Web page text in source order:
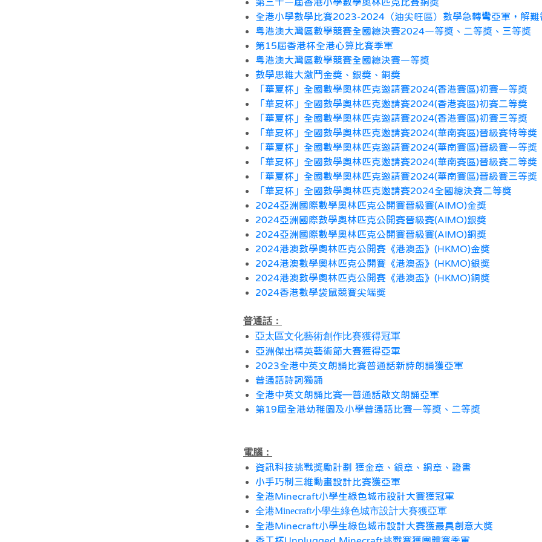
全港小學數學比賽2023-2024（油尖旺區）數學急轉彎亞軍，解難
粵港澳大灣區數學競賽全國總決賽2024一等獎、二等獎、三等獎
第15屆香港杯全港心算比賽季軍
粵港澳大灣區數學競賽全國總決賽一等獎
數學思維大激鬥金獎、銀獎、銅獎
「華夏杯」全國數學奧林匹克邀請賽2024(香港賽區)初賽一等獎
「華夏杯」全國數學奧林匹克邀請賽2024(香港賽區)初賽二等獎
「華夏杯」全國數學奧林匹克邀請賽2024(香港賽區)初賽三等獎
「華夏杯」全國數學奧林匹克邀請賽2024(華南賽區)晉級賽特等獎
「華夏杯」全國數學奧林匹克邀請賽2024(華南賽區)晉級賽一等獎
「華夏杯」全國數學奧林匹克邀請賽2024(華南賽區)晉級賽二等獎
「華夏杯」全國數學奧林匹克邀請賽2024(華南賽區)晉級賽三等獎
「華夏杯」全國數學奧林匹克邀請賽2024全國總決賽二等獎
2024亞洲國際數學奧林匹克公開賽晉級賽(AIMO)金獎
2024亞洲國際數學奧林匹克公開賽晉級賽(AIMO)銀獎
2024亞洲國際數學奧林匹克公開賽晉級賽(AIMO)銅獎
2024港澳數學奧林匹克公開賽《港澳盃》(HKMO)金獎
2024港澳數學奧林匹克公開賽《港澳盃》(HKMO)銀獎
2024港澳數學奧林匹克公開賽《港澳盃》(HKMO)銅獎
2024香港數學袋鼠競賽尖端獎
普通話：
亞太區文化藝術創作比賽獲得冠軍
亞洲傑出精英藝術節大賽獲得亞軍
2023全港中英文朗誦比賽普通話新詩朗誦獲亞軍
普通話詩詞獨誦
全港中英文朗誦比賽—普通話散文朗誦亞軍
第19屆全港幼稚園及小學普通話比賽一等獎、二等獎
電腦：
資訊科技挑戰獎勵計劃 獲金章、銀章、銅章、證書
小手巧制三維動畫設計比賽獲亞軍
全港Minecraft小學生綠色城市設計大賽獲冠軍
全港Minecraft小學生綠色城市設計大賽獲亞軍
全港Minecraft小學生綠色城市設計大賽獲最具創意大獎